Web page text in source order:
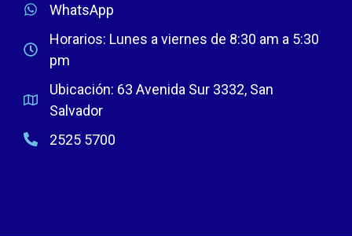
WhatsApp
Horarios: Lunes a viernes de 8:30 am a 5:30
pm
Ubicación: 63 Avenida Sur 3332, San
Salvador
2525 5700